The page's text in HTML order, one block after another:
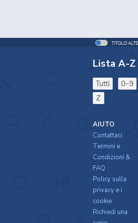
TITOLO
Lista A-Z
Tutti 0-9
Z
AIUTO
Contattaci
Termini e
Condizioni &
FAQ
Policy sulla
privacy e i
cookie
Richiedi una